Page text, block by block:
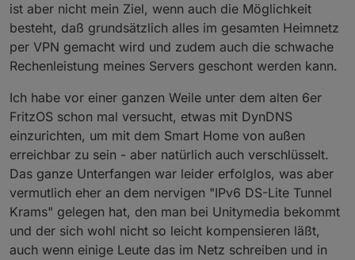
ist aber nicht mein Ziel, wenn auch die Möglichkeit
besteht, daß grundsätzlich alles im gesamten Heimnetz
per VPN gemacht wird und zudem auch die schwache
Rechenleistung meines Servers geschont werden kann.
Ich habe vor einer ganzen Weile unter dem alten 6er
FritzOS schon mal versucht, etwas mit DynDNS
einzurichten, um mit dem Smart Home von außen
erreichbar zu sein - aber natürlich auch verschlüsselt.
Das ganze Unterfangen war leider erfolglos, was aber
vermutlich eher an dem nervigen "IPv6 DS-Lite Tunnel
Krams" gelegen hat, den man bei Unitymedia bekommt
und der sich wohl nicht so leicht kompensieren läßt,
auch wenn einige Leute das im Netz schreiben und in